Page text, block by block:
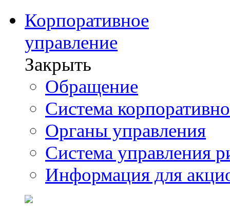
Корпоративное
управление
Закрыть
Обращение
Система
Органы управления
Система управления
Информация для